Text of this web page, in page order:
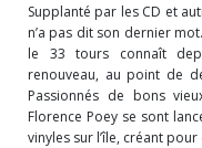
Supplanté par les CD et
n’a pas dit son dernier
le 33 tours connaît
renouveau, au point de
Passionnés de bons
Florence Poey se sont
vinyles sur l’île, créant